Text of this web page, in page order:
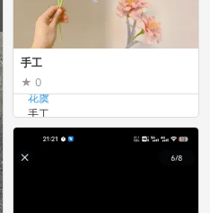
手工
0
花虞
手工